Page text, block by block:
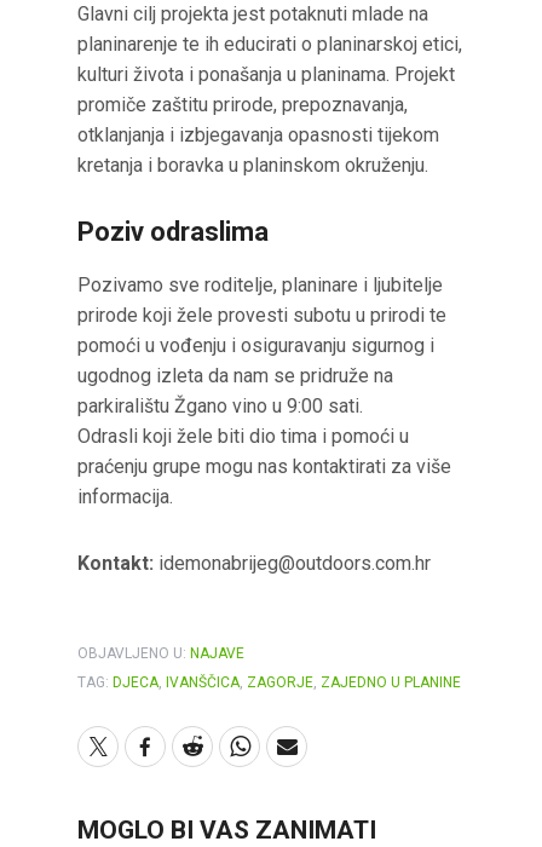
Glavni cilj projekta jest potaknuti mlade na
planinarenje te ih educirati o planinarskoj etici,
kulturi života i ponašanja u planinama. Projekt
promiče zaštitu prirode, prepoznavanja,
otklanjanja i izbjegavanja opasnosti tijekom
kretanja i boravka u planinskom okruženju.
Poziv odraslima
Pozivamo sve roditelje, planinare i ljubitelje
prirode koji žele provesti subotu u prirodi te
pomoći u vođenju i osiguravanju sigurnog i
ugodnog izleta da nam se pridruže na
parkiralištu Žgano vino u 9:00 sati.
Odrasli koji žele biti dio tima i pomoći u
praćenju grupe mogu nas kontaktirati za više
informacija.
Kontakt: idemonabrijeg@outdoors.com.hr
OBJAVLJENO U: NAJAVE
TAG: DJECA, IVANŠČICA, ZAGORJE, ZAJEDNO U PLANINE
MOGLO BI VAS ZANIMATI